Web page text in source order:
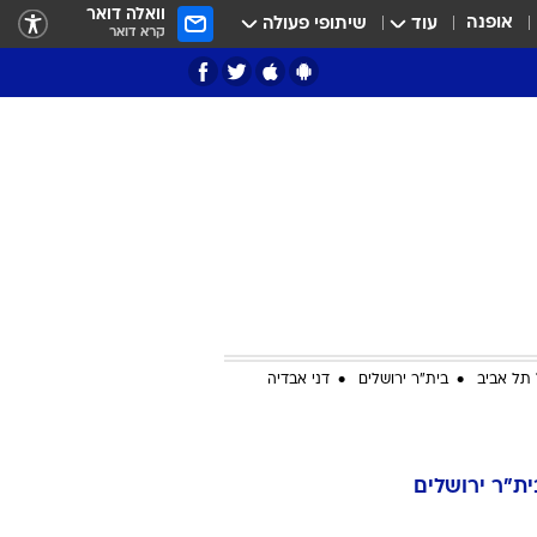
אופנה עוד שיתופי פעולה וואלה דואר
קרא דואר
תל אביב בית"ר ירושלים דני אבדיה
ירושלים